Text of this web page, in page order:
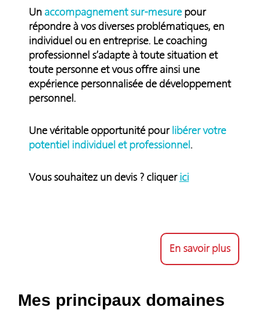
Un accompagnement sur-mesurepour
répondre à vos diverses problématiques, en
individuel ou en entreprise. Le coaching
professionnel s’adapte à toute situation et
toute personne et vous offre ainsi une
expérience personnalisée de développement
personnel.
Une véritable opportunité pour libérer votre
potentiel individuel et professionnel .
Vous souhaitez un devis ? cliquer ici
En savoir plus
Mes principaux domaines